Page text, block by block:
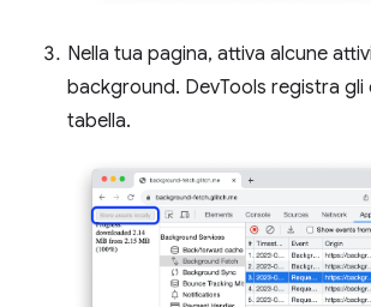
Nella tua pagina, attiva alcune
background. DevTools registra gli
tabella.